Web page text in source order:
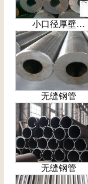
小口径厚壁…
无缝钢管
无缝钢管